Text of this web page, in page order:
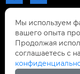
КОНТАКТЫ

Проспект
Тайпин,
провинция
Мы используем
вашего опыта
Продолжая
соглашаетесь с